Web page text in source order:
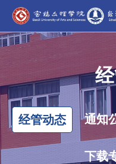
经管动态 通知
下载